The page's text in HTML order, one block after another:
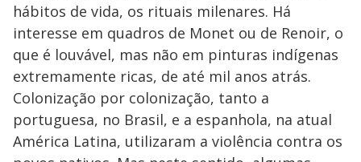
hábitos de vida, os rituais milenares. Há
interesse em quadros de Monet ou de Renoir, o
que é louvável, mas não em pinturas indígenas
extremamente ricas, de até mil anos atrás.
Colonização por colonização, tanto a
portuguesa, no Brasil, e a espanhola, na atual
América Latina, utilizaram a violência contra os